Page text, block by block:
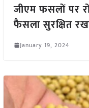
जीएम फसलों पर
फैसला सुरक्षित
January 19, 2024